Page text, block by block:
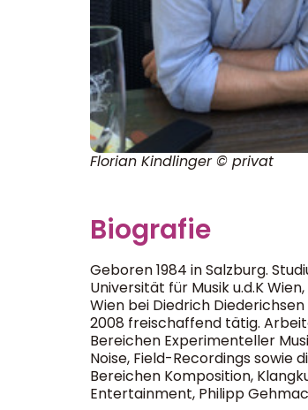
Florian Kindlinger © privat
Biografie
Geboren 1984 in Salzburg.
Universität für Musik u.d.K
Wien bei Diedrich
2008 freischaffend tätig.
Bereichen Experimenteller
Noise, Field-Recordings sowie
Bereichen Komposition,
Entertainment, Philipp